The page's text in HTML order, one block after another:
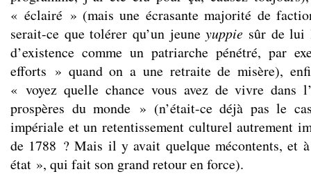
« éclairé » (mais une écrasante majorité de
serait-ce que tolérer qu’un jeuneyuppie sûr de lui
d’existence comme un patriarche pénétré, par
efforts » quand on a une retraite de misère),
« voyez quelle chance vous avez de vivre dans
prospères du monde » (n’était-ce déjà pas le
impériale et un retentissement culturel autrement
de 1788 ? Mais il y avait quelque mécontents,
état », qui fait son grand retour en force).